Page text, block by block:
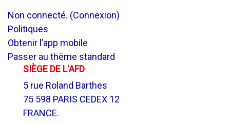
Non connecté. (Connexion)
Politiques
Obtenir l’app mobile
Passer au thème standard
SIÈGE DE L'AFD
5 rue Roland Barthes
75 598 PARIS CEDEX 12
FRANCE.